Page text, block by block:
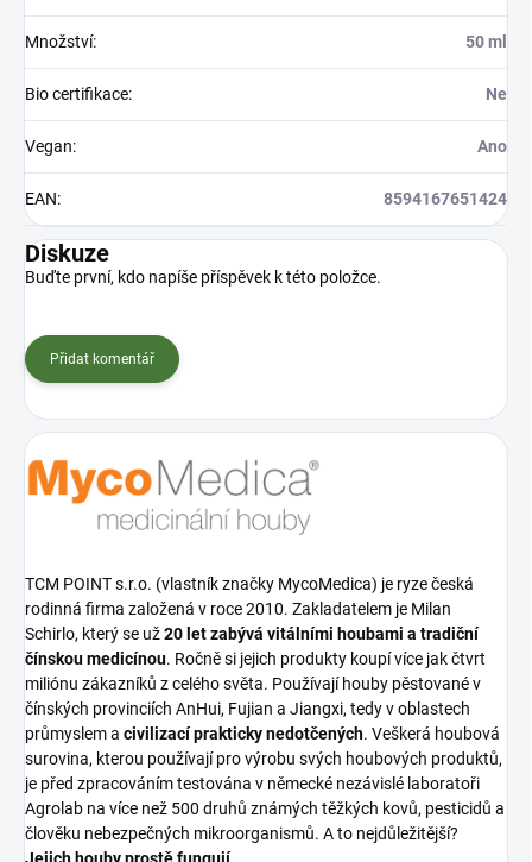
Množství: 50 ml
Bio certifikace: Ne
Vegan: Ano
EAN: 8594167651424
Diskuze
Buďte první, kdo napíše příspěvek k této položce.
Přidat komentář
TCM POINT s.r.o. (vlastník značky MycoMedica) je ryze česká
rodinná firma založená v roce 2010. Zakladatelem je Milan
Schirlo, který se už20 let zabývá vitálními houbami a tradiční
čínskou medicínou. Ročně si jejich produkty koupí více jak čtvrt
miliónu zákazníků z celého světa. Používají houby pěstované v
čínských provinciích AnHui, Fujian a Jiangxi, tedy v oblastech
průmyslem a civilizací prakticky nedotčených. Veškerá houbová
surovina, kterou používají pro výrobu svých houbových produktů,
je před zpracováním testována v německé nezávislé laboratoři
Agrolab na více než 500 druhů známých těžkých kovů, pesticidů a
člověku nebezpečných mikroorganismů. A to nejdůležitější?
Jejich houby prostě fungují.